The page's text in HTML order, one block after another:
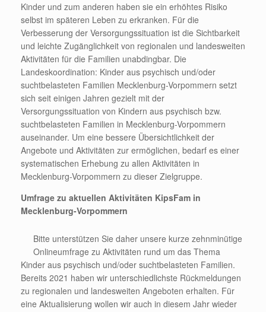
Kinder und zum anderen haben sie ein erhöhtes Risiko
selbst im späteren Leben zu erkranken. Für die
Verbesserung der Versorgungssituation ist die Sichtbarkeit
und leichte Zugänglichkeit von regionalen und landesweiten
Aktivitäten für die Familien unabdingbar. Die
Landeskoordination: Kinder aus psychisch und/oder
suchtbelasteten Familien Mecklenburg-Vorpommern setzt
sich seit einigen Jahren gezielt mit der
Versorgungssituation von Kindern aus psychisch bzw.
suchtbelasteten Familien in Mecklenburg-Vorpommern
auseinander. Um eine bessere Übersichtlichkeit der
Angebote und Aktivitäten zur ermöglichen, bedarf es einer
systematischen Erhebung zu allen Aktivitäten in
Mecklenburg-Vorpommern zu dieser Zielgruppe.
Umfrage zu aktuellen Aktivitäten KipsFam in
Mecklenburg-Vorpommern
Bitte unterstützen Sie daher unsere kurze zehnminütige
Onlineumfrage zu Aktivitäten rund um das Thema
Kinder aus psychisch und/oder suchtbelasteten Familien.
Bereits 2021 haben wir unterschiedlichste Rückmeldungen
zu regionalen und landesweiten Angeboten erhalten. Für
eine Aktualisierung wollen wir auch in diesem Jahr wieder